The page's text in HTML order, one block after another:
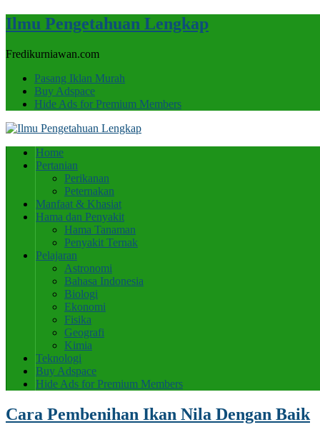
Ilmu Pengetahuan Lengkap
Fredikurniawan.com
Pasang Iklan Murah
Buy Adspace
Hide Ads for Premium Members
Home
Pertanian
Perikanan
Peternakan
Manfaat & Khasiat
Hama dan Penyakit
Hama Tanaman
Penyakit Ternak
Pelajaran
Astronomi
Bahasa Indonesia
Biologi
Ekonomi
Fisika
Geografi
Kimia
Teknologi
Buy Adspace
Hide Ads for Premium Members
Cara Pembenihan Ikan Nila Dengan Baik